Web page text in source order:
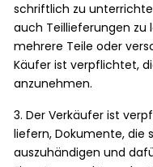
schriftlich zu
auch Teillieferungen zu
mehrere Teile oder
Käufer ist verpflichtet,
anzunehmen.
3. Der Verkäufer ist
liefern, Dokumente, die
auszuhändigen und